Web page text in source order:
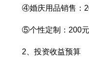
④婚庆用品销售：
⑤个性定制：200元
2、投资收益预算